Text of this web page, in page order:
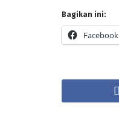
Bagikan ini:
Facebook